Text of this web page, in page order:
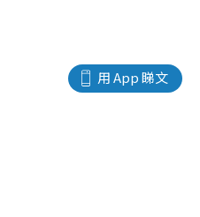
用 App 睇文